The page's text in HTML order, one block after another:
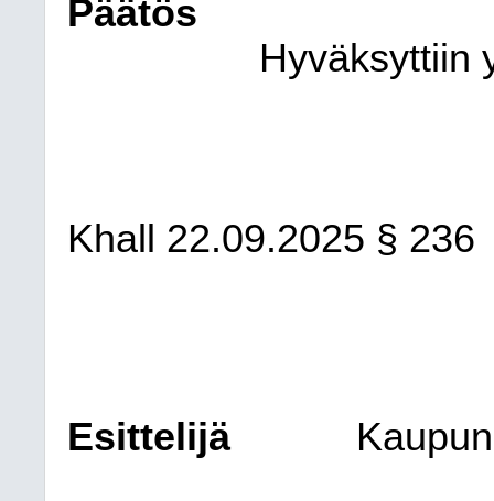
Päätös
Hyväksyttiin
Khall 22.09.2025 § 236
Esittelijä